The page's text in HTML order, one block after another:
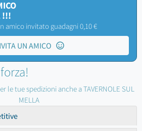
!!!
amico invitato guadagni 0,10 €
UN AMICO
le tue spedizioni anche a TAVERNOLE SUL
MELLA